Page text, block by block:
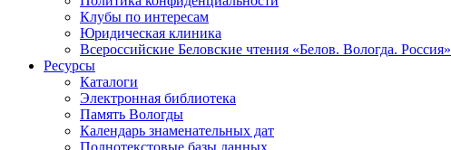
Клубы по интересам
Юридическая клиника
Всероссийские Беловские чтения «Белов. Вологда. Россия»
Ресурсы
Каталоги
Электронная библиотека
Память Вологды
Календарь знаменательных дат
Полнотекстовые базы данных